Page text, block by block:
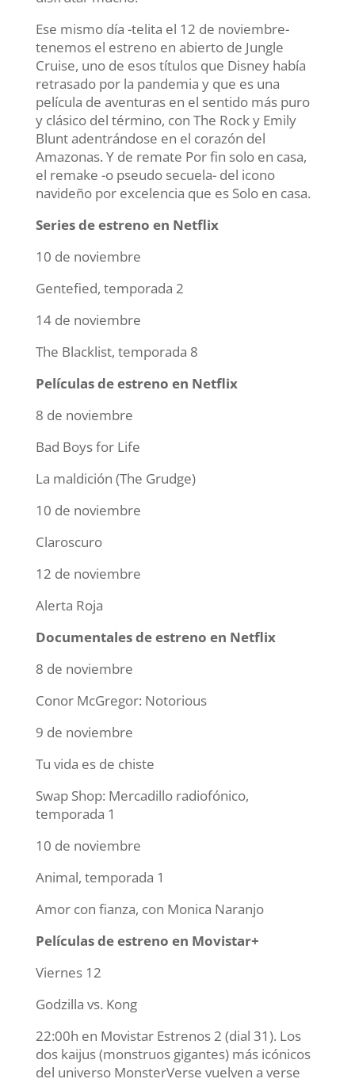
Ese mismo día -telita el 12 de noviembre-
tenemos el estreno en abierto de Jungle
Cruise, uno de esos títulos que Disney había
retrasado por la pandemia y que es una
película de aventuras en el sentido más puro
y clásico del término, con The Rock y Emily
Blunt adentrándose en el corazón del
Amazonas. Y de remate Por fin solo en casa,
el remake -o pseudo secuela- del icono
navideño por excelencia que es Solo en casa.
Series de estreno en Netflix
10 de noviembre
Gentefied, temporada 2
14 de noviembre
The Blacklist, temporada 8
Películas de estreno en Netflix
8 de noviembre
Bad Boys for Life
La maldición (The Grudge)
10 de noviembre
Claroscuro
12 de noviembre
Alerta Roja
Documentales de estreno en Netflix
8 de noviembre
Conor McGregor: Notorious
9 de noviembre
Tu vida es de chiste
Swap Shop: Mercadillo radiofónico,
temporada 1
10 de noviembre
Animal, temporada 1
Amor con fianza, con Monica Naranjo
Películas de estreno en Movistar+
Viernes 12
Godzilla vs. Kong
22:00h en Movistar Estrenos 2 (dial 31). Los
dos kaijus (monstruos gigantes) más icónicos
del universo MonsterVerse vuelven a verse